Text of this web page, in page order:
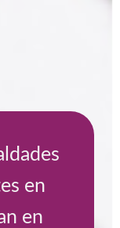
en
en